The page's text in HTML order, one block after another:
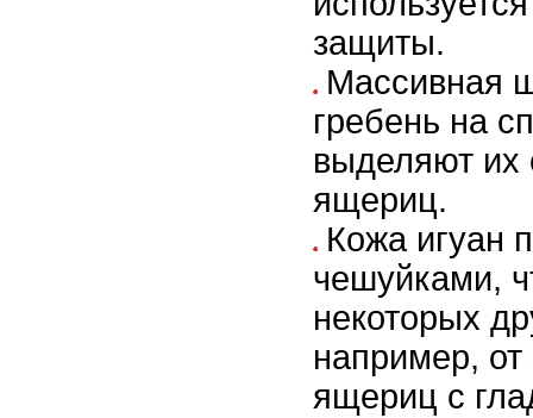
защиты.
Массивная
гребень на
выделяют их
ящериц.
Кожа игуан
чешуйками,
некоторых
например,
ящериц с